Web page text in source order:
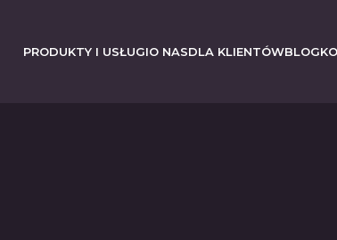
PRODUKTY I USŁUGIO NASDLA KLIENTÓWBLOG